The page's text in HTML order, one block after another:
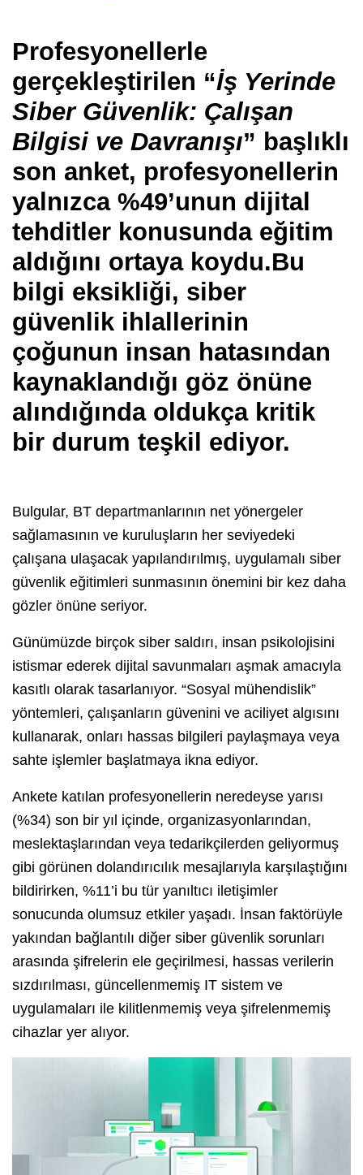
Profesyonellerle
gerçekleştirilen “İş Yerinde
Siber Güvenlik: Çalışan
Bilgisi ve Davranışı” başlıklı
son anket, profesyonellerin
yalnızca %49’unun dijital
tehditler konusunda eğitim
aldığını ortaya koydu.Bu
bilgi eksikliği, siber
güvenlik ihlallerinin
çoğunun insan hatasından
kaynaklandığı göz önüne
alındığında oldukça kritik
bir durum teşkil ediyor.
Bulgular, BT departmanlarının net yönergeler
sağlamasının ve kuruluşların her seviyedeki
çalışana ulaşacak yapılandırılmış, uygulamalı siber
güvenlik eğitimleri sunmasının önemini bir kez daha
gözler önüne seriyor.
Günümüzde birçok siber saldırı, insan psikolojisini
istismar ederek dijital savunmaları aşmak amacıyla
kasıtlı olarak tasarlanıyor. “Sosyal mühendislik”
yöntemleri, çalışanların güvenini ve aciliyet algısını
kullanarak, onları hassas bilgileri paylaşmaya veya
sahte işlemler başlatmaya ikna ediyor.
Ankete katılan profesyonellerin neredeyse yarısı
(%34) son bir yıl içinde, organizasyonlarından,
meslektaşlarından veya tedarikçilerden geliyormuş
gibi görünen dolandırıcılık mesajlarıyla karşılaştığını
bildirirken, %11’i bu tür yanıltıcı iletişimler
sonucunda olumsuz etkiler yaşadı. İnsan faktörüyle
yakından bağlantılı diğer siber güvenlik sorunları
arasında şifrelerin ele geçirilmesi, hassas verilerin
sızdırılması, güncellenmemiş IT sistem ve
uygulamaları ile kilitlenmemiş veya şifrelenmemiş
cihazlar yer alıyor.